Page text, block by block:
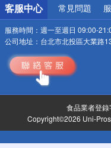
客服中心 常見問題
服務時間： 週一至週日 09:00-
公司地址： 台北市北投區大業路
食品業者登
Copyright©2026 Uni-